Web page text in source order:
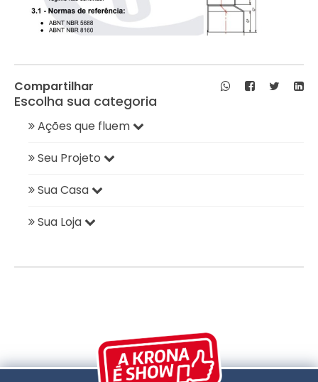
Compartilhar
Escolha sua categoria
Ações que fluem
Seu Projeto
Sua Casa
Sua Loja